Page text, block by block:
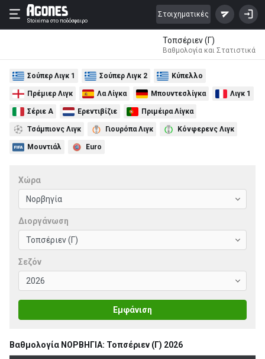
Stoixima στο ποδόσφαιρο
Στοιχηματικές
Τοπσέριεν (Γ)
Βαθμολογία και Στατιστικά
Σούπερ Λιγκ 1 Σούπερ Λιγκ 2 Κύπελλο
Πρέμιερ Λιγκ Λα Λίγκα Μπουντεσλίγκα Λιγκ 1
Σέριε Α Ερεντιβίζιε Πριμέιρα Λίγκα
Τσάμπιονς Λιγκ Γιουρόπα Λιγκ Κόνφερενς Λιγκ
Μουντιάλ Euro
Χώρα
Διοργάνωση
Σεζόν
Εμφάνιση
Βαθμολογία ΝΟΡΒΗΓΙΑ: Τοπσέριεν (Γ) 2026